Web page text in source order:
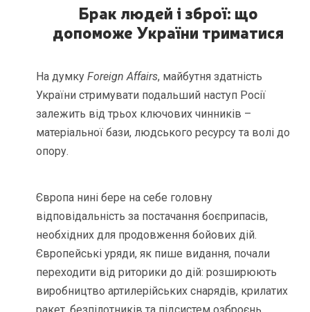
Брак людей і зброї: що
допоможе України триматися
На думкуForeign Affairs, майбутня здатність
України стримувати подальший наступ Росії
залежить від трьох ключових чинників –
матеріальної бази, людського ресурсу та волі до
опору.
Європа нині бере на себе головну
відповідальність за постачання боєприпасів,
необхідних для продовження бойових дій.
Європейські уряди, як пише видання, почали
переходити від риторики до дій: розширюють
виробництво артилерійських снарядів, крилатих